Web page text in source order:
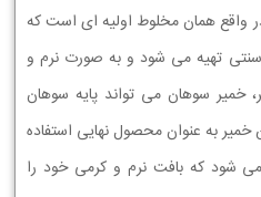
همان مخلوط اولیه ای است که
تهیه می شود و به صورت نرم و
خمیر سوهان می تواند پایه سوهان
به عنوان محصول نهایی استفاده
شود که بافت نرم و کرمی خود را